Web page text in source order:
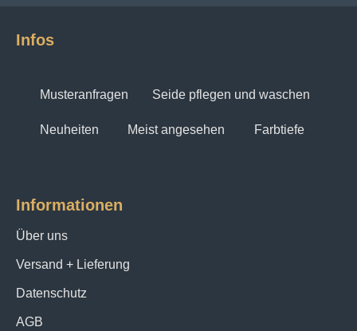
Infos
Musteranfragen Seide pflegen und waschen
Neuheiten Meist angesehen Farbtiefe
Informationen
Über uns
Versand + Lieferung
Datenschutz
AGB